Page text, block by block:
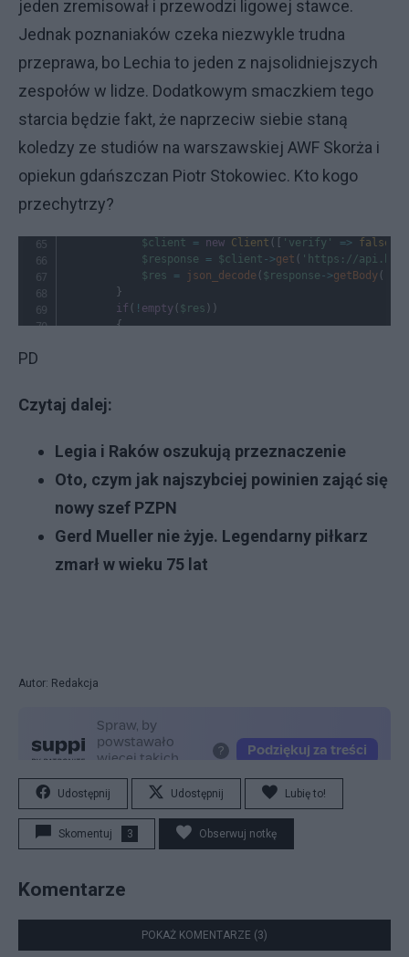
jeden zremisował i przewodzi ligowej stawce.
Jednak poznaniaków czeka niezwykle trudna
przeprawa, bo Lechia to jeden z najsolidniejszych
zespołów w lidze. Dodatkowym smaczkiem tego
starcia będzie fakt, że naprzeciw siebie staną
koledzy ze studiów na warszawskiej AWF Skorża i
opiekun gdańszczan Piotr Stokowiec. Kto kogo
przechytrzy?
PD
Czytaj dalej:
Legia i Raków oszukują przeznaczenie
Oto, czym jak najszybciej powinien zająć się
nowy szef PZPN
Gerd Mueller nie żyje. Legendarny piłkarz
zmarł w wieku 75 lat
Autor: Redakcja
Udostępnij Udostępnij Lubię to!
Skomentuj 3 Obserwuj notkę
Komentarze
POKAŻ KOMENTARZE (3)